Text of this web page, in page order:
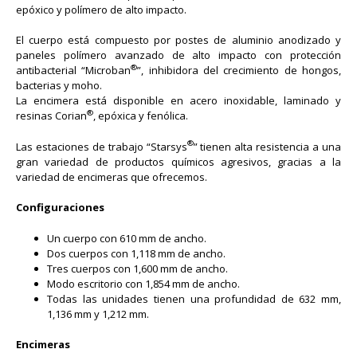
epóxico y polímero de alto impacto.
El cuerpo está compuesto por postes de aluminio anodizado y
paneles polímero avanzado de alto impacto con protección
antibacterial “Microban®”, inhibidora del crecimiento de hongos,
bacterias y moho.
La encimera está disponible en acero inoxidable, laminado y
resinas Corian®, epóxica y fenólica.
Las estaciones de trabajo “Starsys®” tienen alta resistencia a una
gran variedad de productos químicos agresivos, gracias a la
variedad de encimeras que ofrecemos.
Configuraciones
Un cuerpo con 610 mm de ancho.
Dos cuerpos con 1,118 mm de ancho.
Tres cuerpos con 1,600 mm de ancho.
Modo escritorio con 1,854 mm de ancho.
Todas las unidades tienen una profundidad de 632 mm,
1,136 mm y 1,212 mm.
Encimeras